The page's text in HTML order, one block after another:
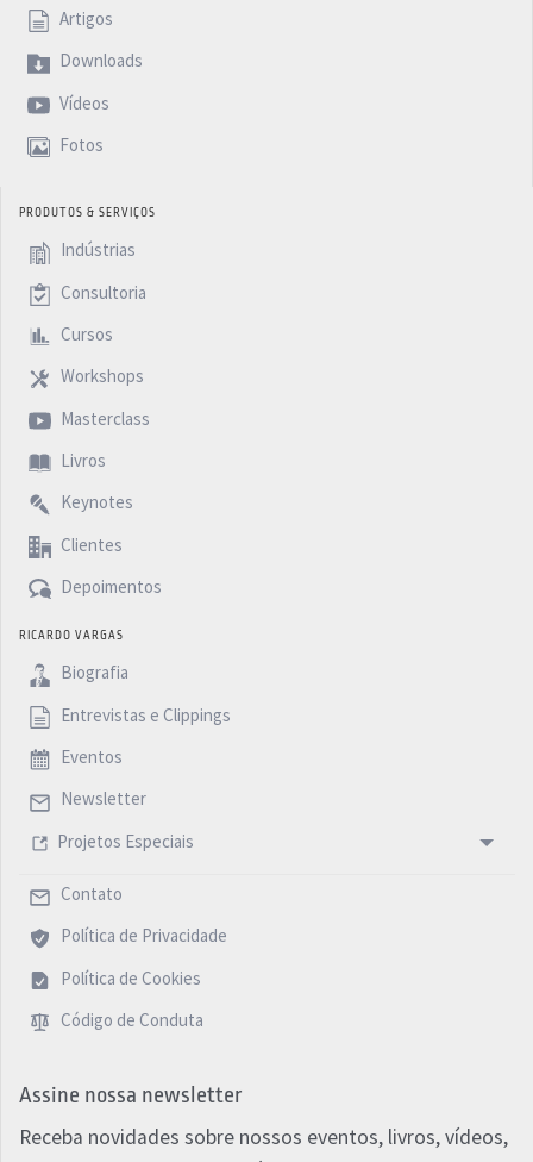
Artigos
Downloads
Vídeos
Fotos
PRODUTOS & SERVIÇOS
Indústrias
Consultoria
Cursos
Workshops
Masterclass
Livros
Keynotes
Clientes
Depoimentos
RICARDO VARGAS
Biografia
Entrevistas e Clippings
Eventos
Newsletter
Projetos Especiais
Contato
Política de Privacidade
Política de Cookies
Código de Conduta
Assine nossa newsletter
Receba novidades sobre nossos eventos, livros, vídeos,